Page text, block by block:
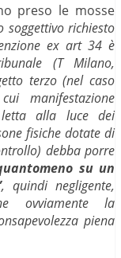
preso le mosse
richiesto
ex art 34 è
(T Milano,
terzo (nel caso
manifestazione
letta alla luce dei
fisiche dotate di
debba porre
su un
, quindi negligente,
ovviamente la
piena